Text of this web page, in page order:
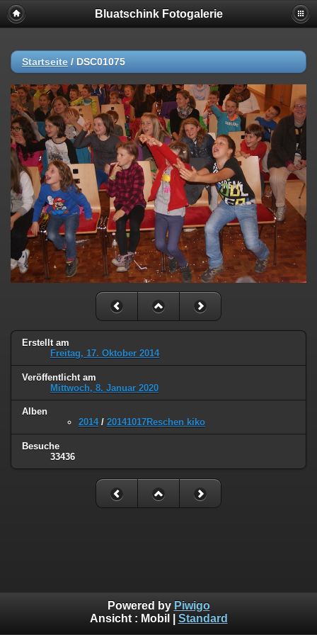
Bluatschink Fotogalerie
Startseite / DSC01075
Erstellt am
Freitag, 17. Oktober 2014
Veröffentlicht am
Mittwoch, 8. Januar 2020
Alben
2014/ 20141017Reschen kiko
Besuche
33436
Powered by Piwigo
Ansicht : Mobil Standard